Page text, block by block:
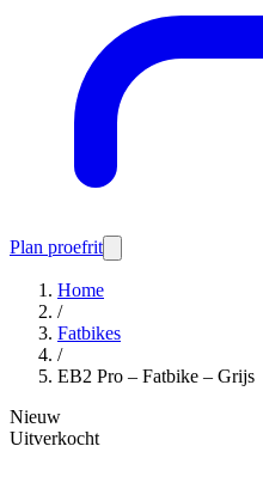
Plan proefrit
Home
/
Fatbikes
/
EB2 Pro – Fatbike – Grijs
Nieuw
Uitverkocht